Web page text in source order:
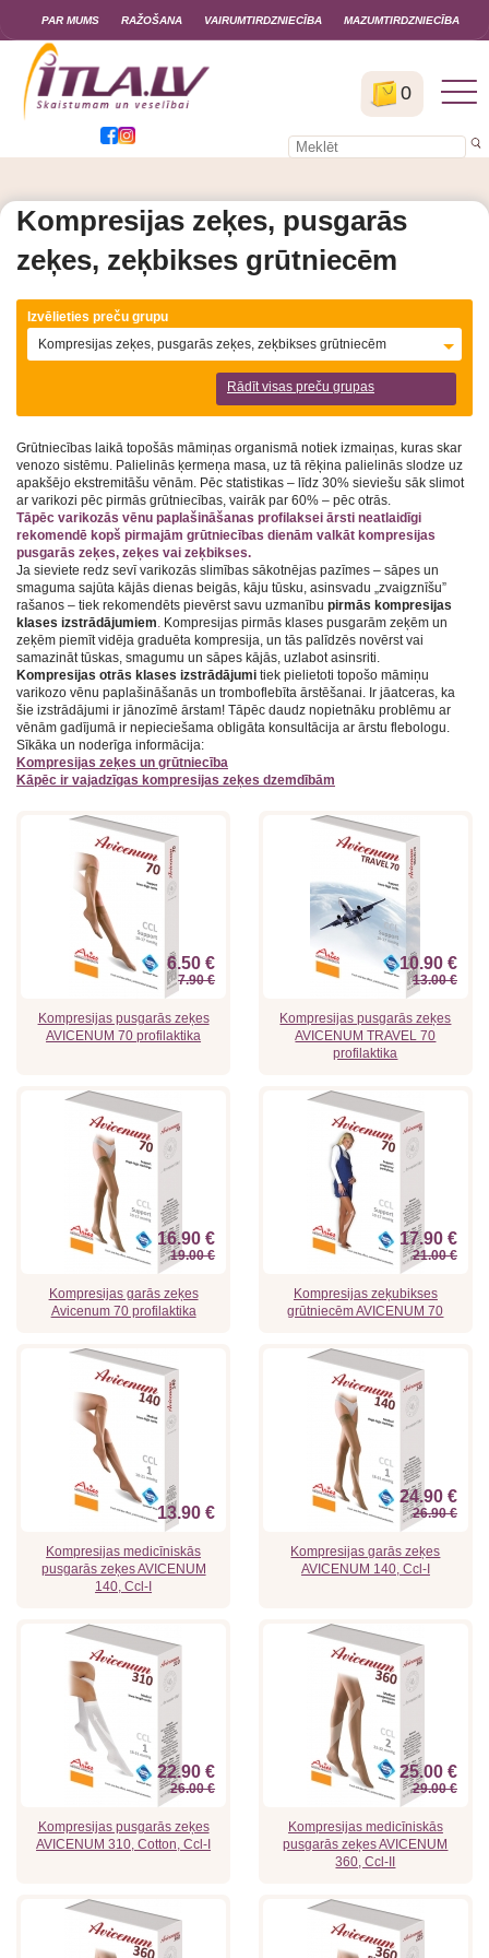
0
PAR MUMS RAŽOŠANA VAIRUMTIRDZNIECĪBA MAZUMTIRDZNIECĪBA
Kompresijas zeķes, pusgarās
zeķes, zeķbikses grūtniecēm
Rādīt visas preču grupas
Izvēlieties preču grupu
Kompresijas zeķes, pusgarās zeķes, zeķbikses grūtniecēm
Grūtniecības laikā topošās māmiņas organismā notiek izmaiņas, kuras skar
venozo sistēmu. Palielinās ķermeņa masa, uz tā rēķina palielinās slodze uz
apakšējo ekstremitāšu vēnām. Pēc statistikas – līdz 30% sieviešu sāk slimot
ar varikozi pēc pirmās grūtniecības, vairāk par 60% – pēc otrās.
Tāpēc varikozās vēnu paplašināšanas profilaksei ārsti neatlaidīgi
rekomendē kopš pirmajām grūtniecības dienām valkāt kompresijas
pusgarās zeķes, zeķes vai zeķbikses.
Ja sieviete redz sevī varikozās slimības sākotnējas pazīmes – sāpes un
smaguma sajūta kājās dienas beigās, kāju tūsku, asinsvadu „zvaigznīšu”
rašanos – tiek rekomendēts pievērst savu uzmanību pirmās kompresijas
klases izstrādājumiem. Kompresijas pirmās klases pusgarām zeķēm un
zeķēm piemīt vidēja graduēta kompresija, un tās palīdzēs novērst vai
samazināt tūskas, smagumu un sāpes kājās, uzlabot asinsriti.
Kompresijas otrās klases izstrādājumi tiek pielietoti topošo māmiņu
varikozo vēnu paplašināšanās un tromboflebīta ārstēšanai. Ir jāatceras, ka
šie izstrādājumi ir jānozīmē ārstam! Tāpēc daudz nopietnāku problēmu ar
vēnām gadījumā ir nepieciešama obligāta konsultācija ar ārstu flebologu.
Sīkāka un noderīga informācija:
Kompresijas zeķes un grūtniecība
Kāpēc ir vajadzīgas kompresijas zeķes dzemdībām
6.50 €
7.90 €
Kompresijas pusgarās zeķes
AVICENUM 70 profilaktika
10.90 €
13.00 €
Kompresijas pusgarās zeķes
AVICENUM TRAVEL 70
profilaktika
16.90 €
19.00 €
Kompresijas garās zeķes
Avicenum 70 profilaktika
17.90 €
21.00 €
Kompresijas zeķubikses
grūtniecēm AVICENUM 70
13.90 €
Kompresijas medicīniskās
pusgarās zeķes AVICENUM
140, Ccl-I
24.90 €
26.90 €
Kompresijas garās zeķes
AVICENUM 140, Ccl-I
22.90 €
26.00 €
Kompresijas pusgarās zeķes
AVICENUM 310, Cotton, Ccl-I
25.00 €
29.00 €
Kompresijas medicīniskās
pusgarās zeķes AVICENUM
360, Ccl-II